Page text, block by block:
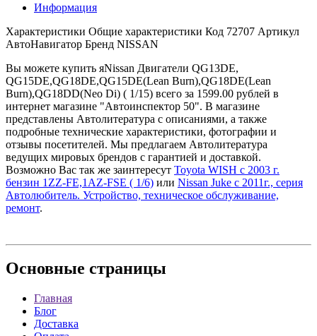
Информация
Характеристики Общие характеристики Код 72707 Артикул
АвтоНавигатор Бренд NISSAN
Вы можете купить яNissan Двигатели QG13DE,
QG15DE,QG18DE,QG15DE(Lean Burn),QG18DE(Lean
Burn),QG18DD(Neo Di) ( 1/15) всего за 1599.00 рублей в
интернет магазине "Автоинспектор 50". В магазине
представлены Автолитература с описаниями, а также
подробные технические характеристики, фотографии и
отзывы посетителей. Мы предлагаем Автолитература
ведущих мировых брендов с гарантией и доставкой.
Возможно Вас так же заинтересут Toyota WISH с 2003 г.
бензин 1ZZ-FE,1AZ-FSE ( 1/6) или Nissan Juke с 2011г., серия
Автолюбитель. Устройство, техническое обслуживание,
ремонт.
Основные страницы
Главная
Блог
Доставка